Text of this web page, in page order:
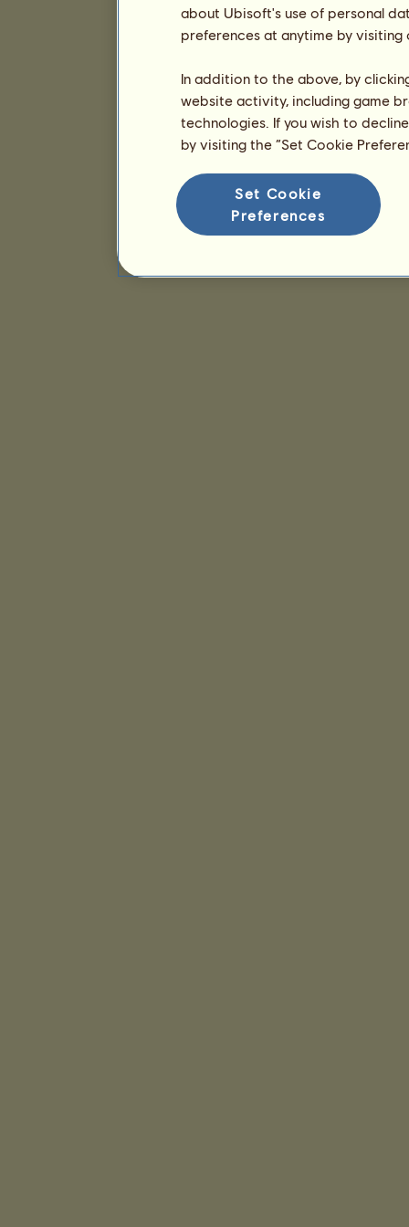
about Ubisoft's use of personal
preferences at anytime by
In addition to the above, by
website activity, including game
technologies. If you wish to
by visiting the “Set Cookie
Set Cookie
Preferences